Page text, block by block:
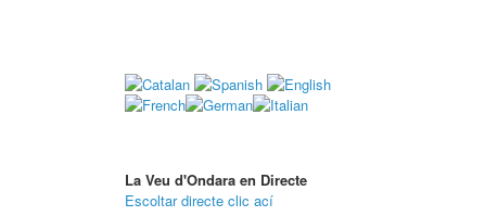
La Veu d'Ondara en Directe
Escoltar directe clic ací